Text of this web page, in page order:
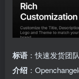
标语 ：快速发货团
介绍 ：